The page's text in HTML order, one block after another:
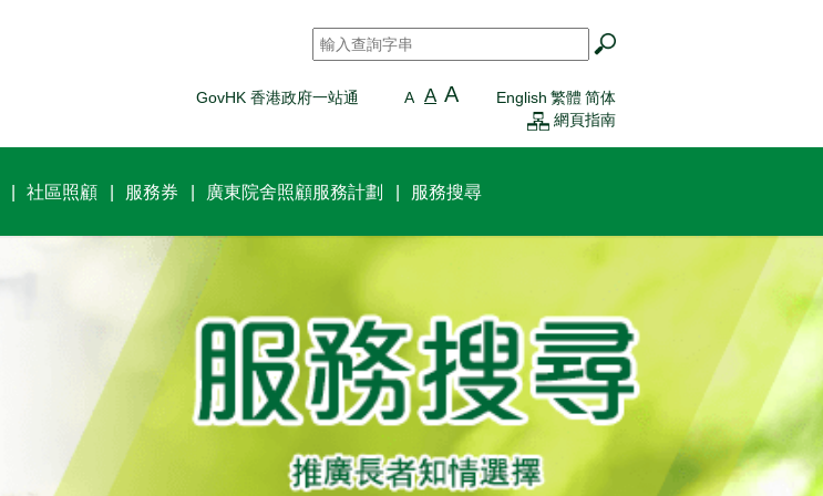
搜尋 *
GovHK 香港政府一站通 A A A English 繁體 简体
網頁指南
社區照顧 服務券 廣東院舍照顧服務計劃 服務搜尋